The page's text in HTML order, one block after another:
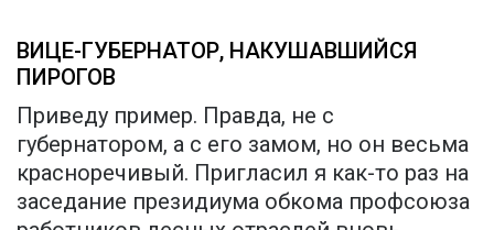
ВИЦЕ-ГУБЕРНАТОР, НАКУШАВШИЙСЯ
ПИРОГОВ
Приведу пример. Правда, не с
губернатором, а с его замом, но он весьма
красноречивый. Пригласил я как-то раз на
заседание президиума обкома профсоюза